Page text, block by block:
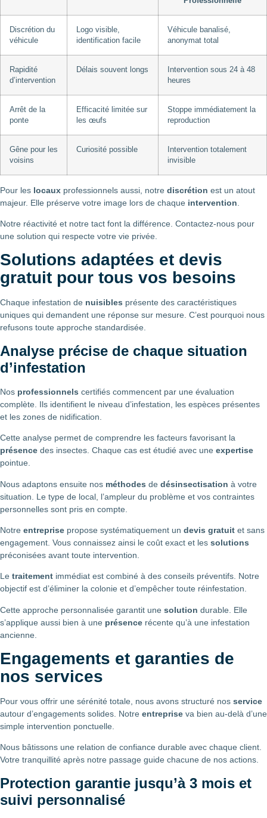
Discrétion du
véhicule
Logo visible,
identification facile
Véhicule banalisé,
anonymat total
Rapidité
d’intervention
Délais souvent longs
Intervention sous 24 à 48
heures
Arrêt de la
ponte
Efficacité limitée sur
les œufs
Stoppe immédiatement la
reproduction
Gêne pour les
voisins
Curiosité possible
Intervention totalement
invisible
Pour les locaux professionnels aussi, notre discrétion est un atout
majeur. Elle préserve votre image lors de chaque intervention
Notre réactivité et notre tact font la différence. Contactez-nous pour
une solution qui respecte votre vie privée.
Solutions adaptées et devis
gratuit pour tous vos besoins
Chaque infestation de nuisibles présente des caractéristiques
uniques qui demandent une réponse sur mesure. C’est pourquoi nous
refusons toute approche standardisée.
Analyse précise de chaque situation
d’infestation
Nos professionnels certifiés commencent par une évaluation
complète. Ils identifient le niveau d’infestation, les espèces présentes
et les zones de nidification.
Cette analyse permet de comprendre les facteurs favorisant la
présence des insectes. Chaque cas est étudié avec une expertise
pointue.
Nous adaptons ensuite nos méthodes de désinsectisation à votre
situation. Le type de local, l’ampleur du problème et vos contraintes
personnelles sont pris en compte.
Notre entreprise propose systématiquement un devis gratuit et sans
engagement. Vous connaissez ainsi le coût exact et les solutions
préconisées avant toute intervention.
Le traitement immédiat est combiné à des conseils préventifs. Notre
objectif est d’éliminer la colonie et d’empêcher toute réinfestation.
Cette approche personnalisée garantit une solution durable. Elle
s’applique aussi bien à une présence récente qu’à une infestation
ancienne.
Engagements et garanties de
nos services
Pour vous offrir une sérénité totale, nous avons structuré nos service
autour d’engagements solides. Notre entreprise va bien au-delà d’une
simple intervention ponctuelle.
Nous bâtissons une relation de confiance durable avec chaque client.
Votre tranquillité après notre passage guide chacune de nos actions.
Protection garantie jusqu’à 3 mois et
suivi personnalisé